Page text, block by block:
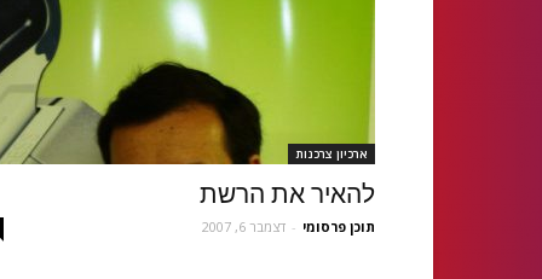
ארכיון צרכנות
להאיר את הרשת
תוכן פרסומי - דצמבר 6, 2007